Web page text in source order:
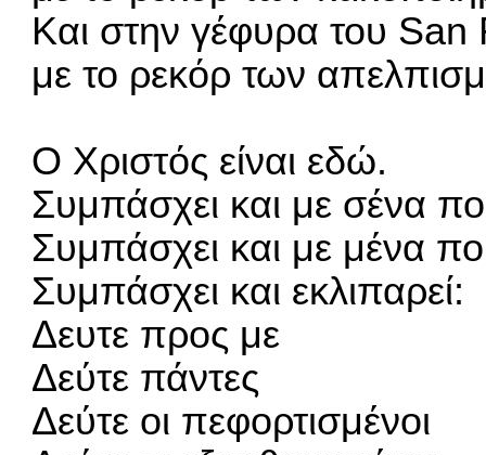
Και στην γέφυρα του
με το ρεκόρ των
Ο Χριστός είναι εδώ.
Συμπάσχει και με σένα
Συμπάσχει και με μένα
Συμπάσχει και εκλιπαρεί:
Δευτε προς με
Δεύτε πάντες
Δεύτε οι πεφορτισμένοι